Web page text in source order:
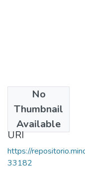
No
Thumbnail
Available
[2003]
URI
https://
33182